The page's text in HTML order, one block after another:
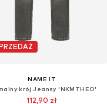
NAME IT
krój Jeansy 'NKMTHEO'
112,90 zł